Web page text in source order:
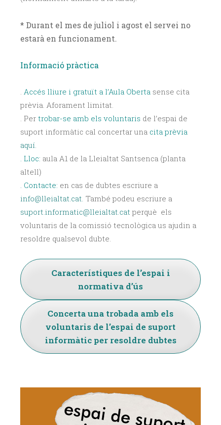
* Durant el mes de juliol i agost el servei no
estarà en funcionament.
Informació pràctica
. Accés lliure i gratuït a l’Aula Oberta sense cita
prèvia. Aforament limitat.
. Per trobar-se amb els voluntaris de l’espai de
suport informàtic cal concertar una cita prèvia
aquí.
. Lloc: aula A1 de la Lleialtat Santsenca (planta
altell)
. Contacte: en cas de dubtes escriure a
info@lleialtat.cat. També podeu escriure a
suport.informatic@lleialtat.cat perquè els
voluntaris de la comissió tecnològica us ajudin a
resoldre qualsevol dubte.
Característiques de l’espai i
normativa d’ús
Concerta una trobada amb els
voluntaris de l’espai de suport
informàtic per resoldre dubtes